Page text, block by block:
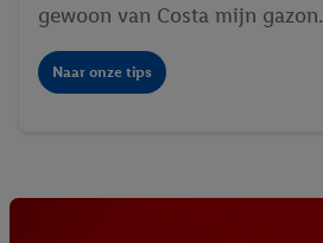
gewoon van Costa mijn gazon.
Naar onze tips